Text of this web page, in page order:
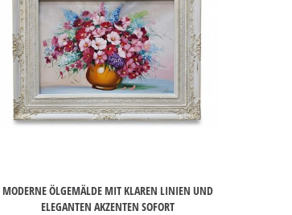
MODERNE ÖLGEMÄLDE MIT KLAREN LINIEN UND
ELEGANTEN AKZENTEN SOFORT